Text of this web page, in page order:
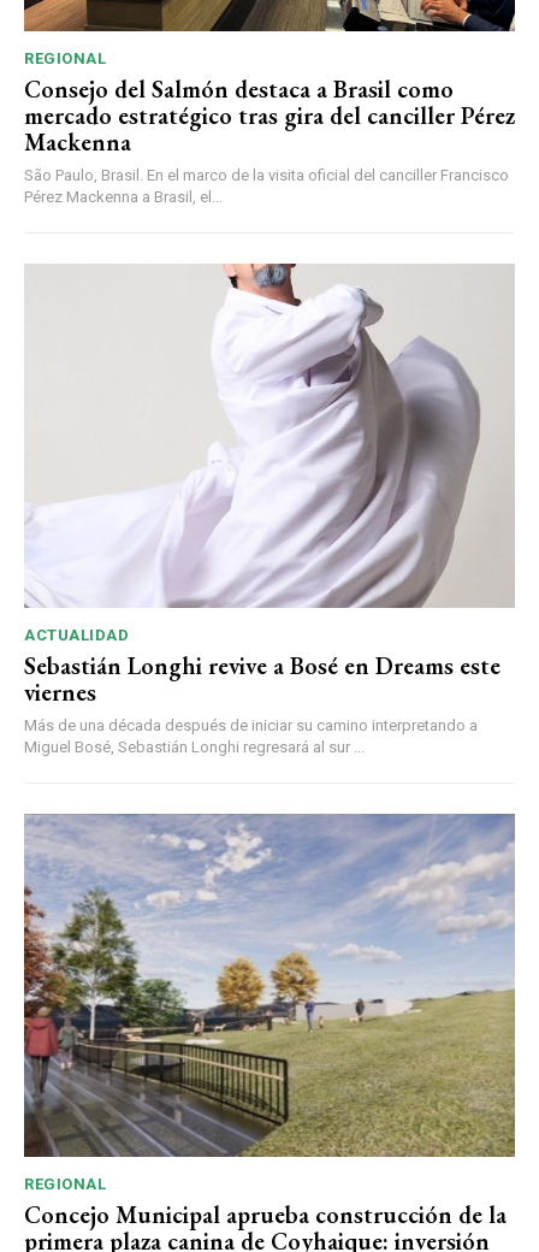
REGIONAL
Consejo del Salmón destaca a Brasil como
mercado estratégico tras gira del canciller Pérez
Mackenna
São Paulo, Brasil. En el marco de la visita oficial del canciller Francisco
Pérez Mackenna a Brasil, el...
ACTUALIDAD
Sebastián Longhi revive a Bosé en Dreams este
viernes
Más de una década después de iniciar su camino interpretando a
Miguel Bosé, Sebastián Longhi regresará al sur ...
REGIONAL
Concejo Municipal aprueba construcción de la
primera plaza canina de Coyhaique: inversión